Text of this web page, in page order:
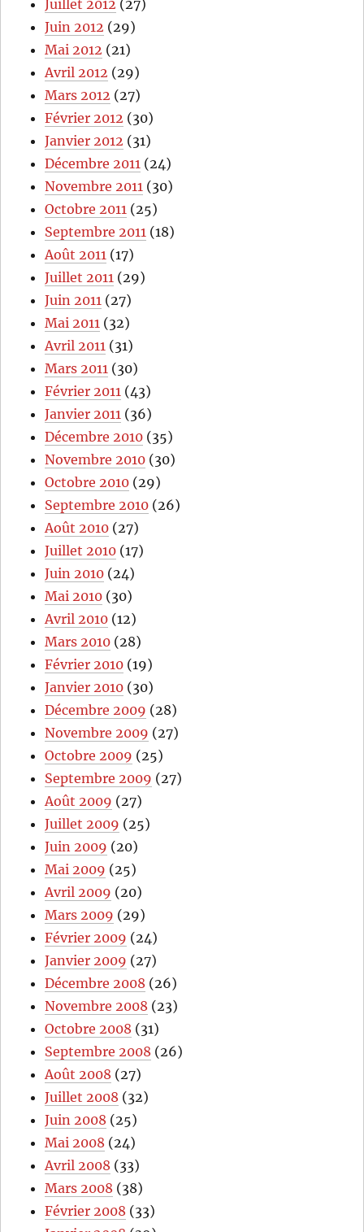
Juillet 2012 (27)
Juin 2012 (29)
Mai 2012 (21)
Avril 2012 (29)
Mars 2012 (27)
Février 2012 (30)
Janvier 2012 (31)
Décembre 2011 (24)
Novembre 2011 (30)
Octobre 2011 (25)
Septembre 2011 (18)
Août 2011 (17)
Juillet 2011 (29)
Juin 2011 (27)
Mai 2011 (32)
Avril 2011 (31)
Mars 2011 (30)
Février 2011 (43)
Janvier 2011 (36)
Décembre 2010 (35)
Novembre 2010 (30)
Octobre 2010 (29)
Septembre 2010 (26)
Août 2010 (27)
Juillet 2010 (17)
Juin 2010 (24)
Mai 2010 (30)
Avril 2010 (12)
Mars 2010 (28)
Février 2010 (19)
Janvier 2010 (30)
Décembre 2009 (28)
Novembre 2009 (27)
Octobre 2009 (25)
Septembre 2009 (27)
Août 2009 (27)
Juillet 2009 (25)
Juin 2009 (20)
Mai 2009 (25)
Avril 2009 (20)
Mars 2009 (29)
Février 2009 (24)
Janvier 2009 (27)
Décembre 2008 (26)
Novembre 2008 (23)
Octobre 2008 (31)
Septembre 2008 (26)
Août 2008 (27)
Juillet 2008 (32)
Juin 2008 (25)
Mai 2008 (24)
Avril 2008 (33)
Mars 2008 (38)
Février 2008 (33)